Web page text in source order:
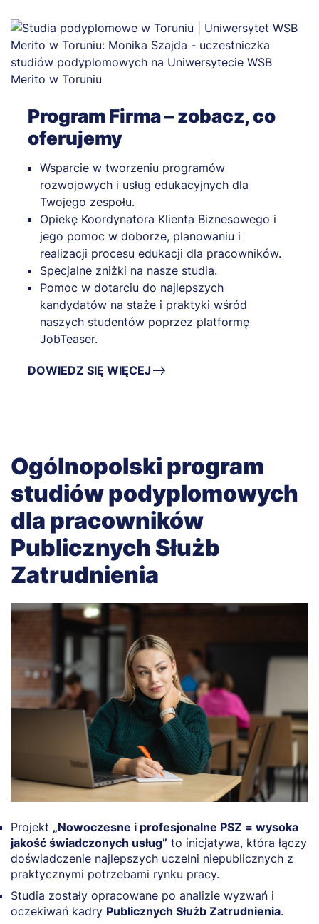
Program Firma – zobacz, co
oferujemy
Wsparcie w tworzeniu programów
rozwojowych i usług edukacyjnych dla
Twojego zespołu.
Opiekę Koordynatora Klienta Biznesowego i
jego pomoc w doborze, planowaniu i
realizacji procesu edukacji dla pracowników.
Specjalne zniżki na nasze studia.
Pomoc w dotarciu do najlepszych
kandydatów na staże i praktyki wśród
naszych studentów poprzez platformę
JobTeaser.
DOWIEDZ SIĘ WIĘCEJ
Ogólnopolski program
studiów podyplomowych
dla pracowników
Publicznych Służb
Zatrudnienia
Projekt „Nowoczesne i profesjonalne PSZ = wysoka
jakość świadczonych usług” to inicjatywa, która łączy
doświadczenie najlepszych uczelni niepublicznych z
praktycznymi potrzebami rynku pracy.
Studia zostały opracowane po analizie wyzwań i
oczekiwań kadry Publicznych Służb Zatrudnienia.